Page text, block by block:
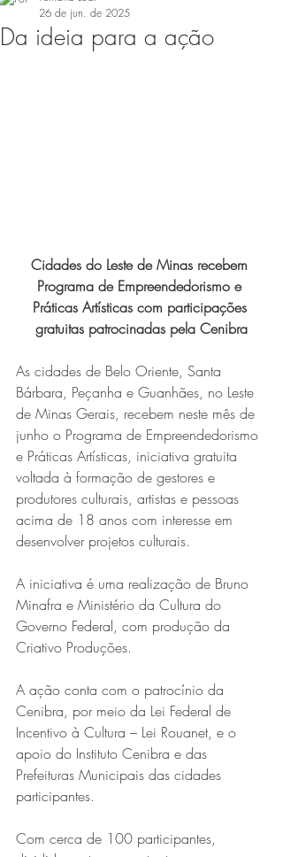
prestação de serviços de Minas
Gerais
Projeto abre inscrições para
formar grupo de teatro cristão
no Vale do Aço
Série MPB abre temporada de
shows em Ipatinga com Flávio
Venturini
Da ideia para a ação
26 de jun. de 2025
Cidades do Leste de Minas recebem
Programa de Empreendedorismo e
Práticas Artísticas com participações
gratuitas patrocinadas pela Cenibra
As cidades de Belo Oriente, Santa
Bárbara, Peçanha e Guanhães, no Leste
de Minas Gerais, recebem neste mês de
junho o Programa de Empreendedorismo
e Práticas Artísticas, iniciativa gratuita
voltada à formação de gestores e
produtores culturais, artistas e pessoas
acima de 18 anos com interesse em
desenvolver projetos culturais.
A iniciativa é uma realização de Bruno
Minafra e Ministério da Cultura do
Governo Federal, com produção da
Criativo Produções.
A ação conta com o patrocínio da
Cenibra, por meio da Lei Federal de
Incentivo à Cultura – Lei Rouanet, e o
apoio do Instituto Cenibra e das
Prefeituras Municipais das cidades
participantes.
Com cerca de 100 participantes,